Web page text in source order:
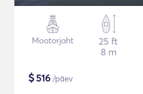
Mootorjaht
25 ft
8 m
$516 /päev